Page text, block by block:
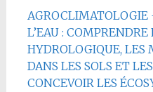
AGROCLIMATOLOGIE
L’EAU : COMPRENDRE
HYDROLOGIQUE, LES
DANS LES SOLS ET
CONCEVOIR LES